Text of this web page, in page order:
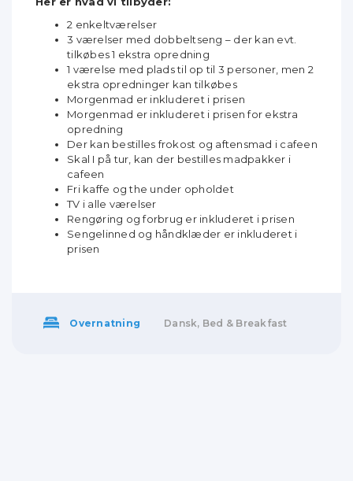
2 enkeltværelser
3 værelser med dobbeltseng – der kan evt.
tilkøbes 1 ekstra opredning
1 værelse med plads til op til 3 personer, men 2
ekstra opredninger kan tilkøbes
Morgenmad er inkluderet i prisen
Morgenmad er inkluderet i prisen for ekstra
opredning
Der kan bestilles frokost og aftensmad i cafeen
Skal I på tur, kan der bestilles madpakker i
cafeen
Fri kaffe og the under opholdet
TV i alle værelser
Rengøring og forbrug er inkluderet i prisen
Sengelinned og håndklæder er inkluderet i
prisen
Overnatning Dansk, Bed & Breakfast